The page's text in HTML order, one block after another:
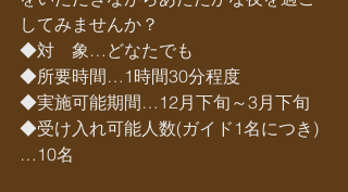
してみませんか？
◆対　象…どなたでも
◆所要時間…1時間30分程度
◆実施可能期間…12月下旬～3月下旬
◆受け入れ可能人数(ガイド1名につき)
…10名